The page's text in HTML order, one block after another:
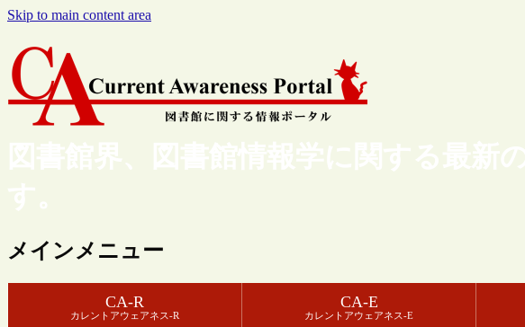
Skip to main content area
図書館界、図書館情報学に関する最新
す。
メインメニュー
CA-R
カレントアウェアネス-R
CA-E
カレントアウェアネス-E